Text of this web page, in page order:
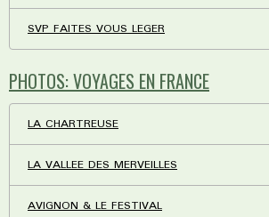
SVP FAITES VOUS LEGER
PHOTOS: VOYAGES EN FRANCE
LA CHARTREUSE
LA VALLEE DES MERVEILLES
AVIGNON & LE FESTIVAL